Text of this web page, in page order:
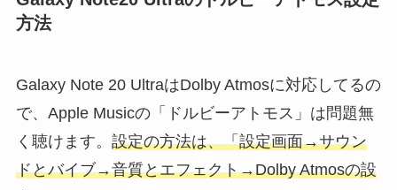
方法
Galaxy Note 20 UltraはDolby Atmosに対応してるの
で、Apple Musicの「ドルビーアトモス」は問題無
く聴けます。 設定の方法は、「設定画面→サウン
ドとバイブ→音質とエフェクト→Dolby Atmosの設